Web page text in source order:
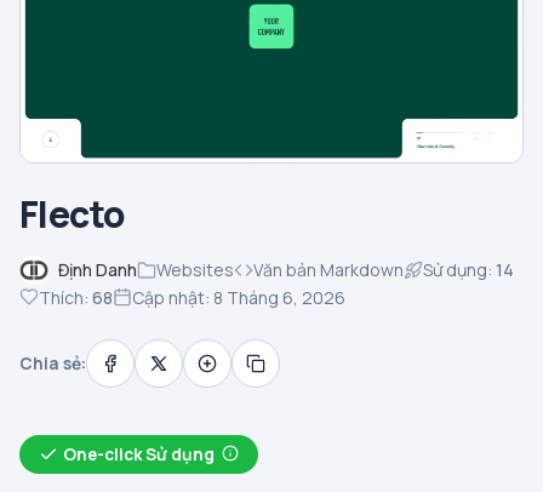
Flecto
Định Danh Websites Văn bản Markdown Sử dụng: 14
Thích: 68 Cập nhật: 8 Tháng 6, 2026
Chia sẻ:
One-click Sử dụng